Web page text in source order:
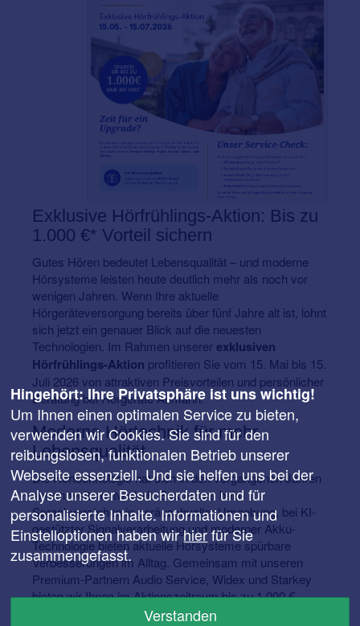
Exklusive Hörfrühlings-Aktion: Bis zu
1.000 €* Vorteil sichern
Gutes Hören bedeutet Lebensqualität – und moderne
Hörsysteme leisten heute deutlich mehr als noch vor
wenigen Jahren. Wenn Ihre aktuelle
Hörgeräteversorgung bereits über fünf Jahre alt ist, lohnt
sich jetzt ein genauer Blick auf die neuesten
Technologien. Im Rahmen unserer exklusiven
Hörfrühlings-Aktion profitieren Sie vom 15. Mai bis 15.
Juli 2026 von attraktiven Preisvorteilen und persönlicher
Beratung bei Hörgeräte Aumann.
Moderne Hörtechnik für mehr
Lebensqualität
Die Hörtechnologie hat sich in den vergangenen Jahren
enorm weiterentwickelt. Besonders beim
Sprachverstehen in geräuschvoller Umgebung, bei KI-
gestützter Signalverarbeitung und moderner Akku-
Technologie bieten aktuelle Hörsysteme spürbare
Verbesserungen im Alltag. Gemeinsam mit unseren
Premium-Partnern Audio Service, Widex und Starkey
bieten wir Ihnen im Aktionszeitraum bis zu 1.000 €
Rabatt* bei einer beidseitigen Neuversorgung.
Hingehört: Ihre Privatsphäre ist uns wichtig!
Um Ihnen einen optimalen Service zu bieten,
verwenden wir Cookies. Sie sind für den
reibungslosen, funktionalen Betrieb unserer
Webseite essenziell. Und sie helfen uns bei der
Analyse unserer Besucherdaten und für
personalisierte Inhalte. Informationen und
Einstelloptionen haben wirhierfür Sie
zusammengefasst.
Verstanden